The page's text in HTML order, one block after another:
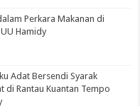
Perkara Makanan di
Hamidy
Adat Bersendi Syarak
di Rantau Kuantan Tempo